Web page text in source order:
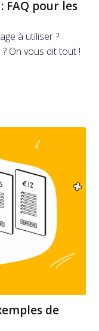
pour les
à utiliser ?
On vous dit tout !
de